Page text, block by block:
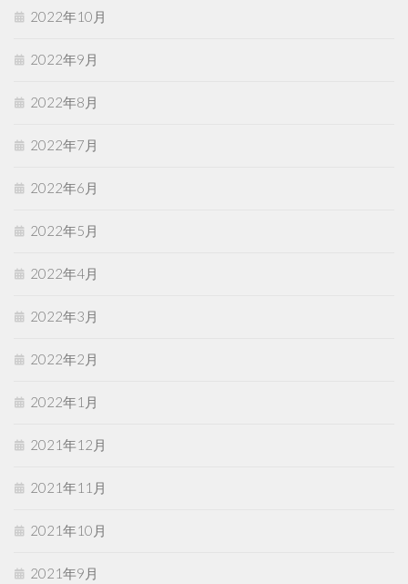
2022年10月
2022年9月
2022年8月
2022年7月
2022年6月
2022年5月
2022年4月
2022年3月
2022年2月
2022年1月
2021年12月
2021年11月
2021年10月
2021年9月